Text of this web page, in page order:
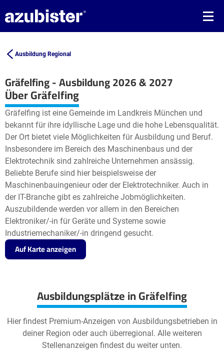
Ausbildung Regional
Gräfelfing - Ausbildung 2026 & 2027
+
−
Leaflet| ©OpenStreetMap2
Über Gräfelfing
Gräfelfing ist eine Gemeinde im Landkreis München und
bekannt für ihre idyllische Lage und die hohe Lebensqualität.
Der Ort bietet viele Möglichkeiten für Ausbildung und Beruf.
Insbesondere im Bereich des Maschinenbaus und der
Elektrotechnik sind zahlreiche Unternehmen ansässig.
Beliebte Berufe sind hier beispielsweise der
Maschinenbauingenieur oder der Elektrotechniker. Auch in
der IT-Branche gibt es zahlreiche Jobmöglichkeiten.
Auszubildende werden vor allem in den Bereichen
Elektroniker/-in für Geräte und Systeme sowie
Industriemechaniker/-in dringend gesucht.
Auf Karte anzeigen
Ausbildungsplätze in Gräfelfing
Hier findest Premium-Anzeigen von Ausbildungsbetrieben in
deiner Region oder auch überregional. Alle weiteren
Stellenanzeigen findest du weiter unten.